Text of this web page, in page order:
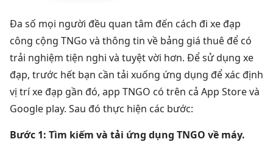
Đa số mọi người đều quan tâm đến cách đi xe đạp
công cộng TNGo và thông tin về bảng giá thuê để có
trải nghiệm tiện nghi và tuyệt vời hơn. Để sử dụng xe
đạp, trước hết bạn cần tải xuống ứng dụng để xác định
vị trí xe đạp gần đó, app TNGO có trên cả App Store và
Google play. Sau đó thực hiện các bước:
Bước 1: Tìm kiếm và tải ứng dụng TNGO về máy.